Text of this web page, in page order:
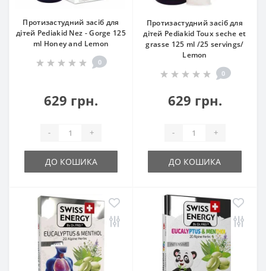
Протизастудний засіб для
дітей Pediakid Nez - Gorge 125
ml Honey and Lemon
0
629 грн.
- +
ДО КОШИКА
Протизастудний засіб для
дітей Pediakid Toux seche et
grasse 125 ml /25 servings/
Lemon
0
629 грн.
- +
ДО КОШИКА